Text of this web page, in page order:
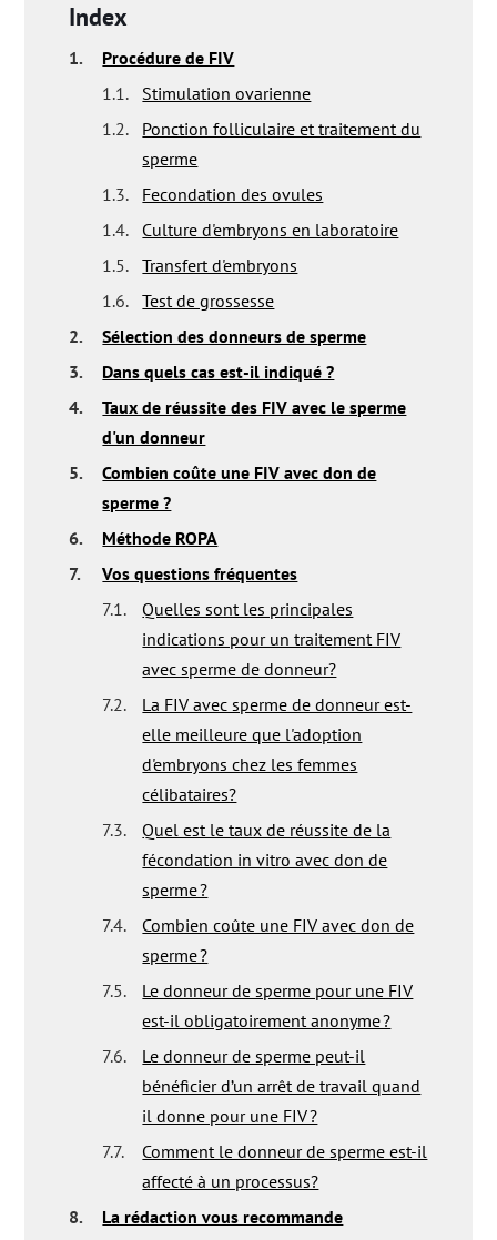
Index
1.
Procédure de FIV
1.1.
Stimulation ovarienne
1.2.
Ponction folliculaire et traitement du
sperme
1.3.
Fecondation des ovules
1.4.
Culture d'embryons en laboratoire
1.5.
Transfert d'embryons
1.6.
Test de grossesse
2.
Sélection des donneurs de sperme
3.
Dans quels cas est-il indiqué ?
4.
Taux de réussite des FIV avec le sperme
d'un donneur
5.
Combien coûte une FIV avec don de
sperme ?
6.
Méthode ROPA
7.
Vos questions fréquentes
7.1.
Quelles sont les principales
indications pour un traitement FIV
avec sperme de donneur?
7.2.
La FIV avec sperme de donneur est-
elle meilleure que l'adoption
d'embryons chez les femmes
célibataires?
7.3.
Quel est le taux de réussite de la
fécondation in vitro avec don de
sperme ?
7.4.
Combien coûte une FIV avec don de
sperme ?
7.5.
Le donneur de sperme pour une FIV
est-il obligatoirement anonyme ?
7.6.
Le donneur de sperme peut-il
bénéficier d’un arrêt de travail quand
il donne pour une FIV ?
7.7.
Comment le donneur de sperme est-il
affecté à un processus?
8.
La rédaction vous recommande